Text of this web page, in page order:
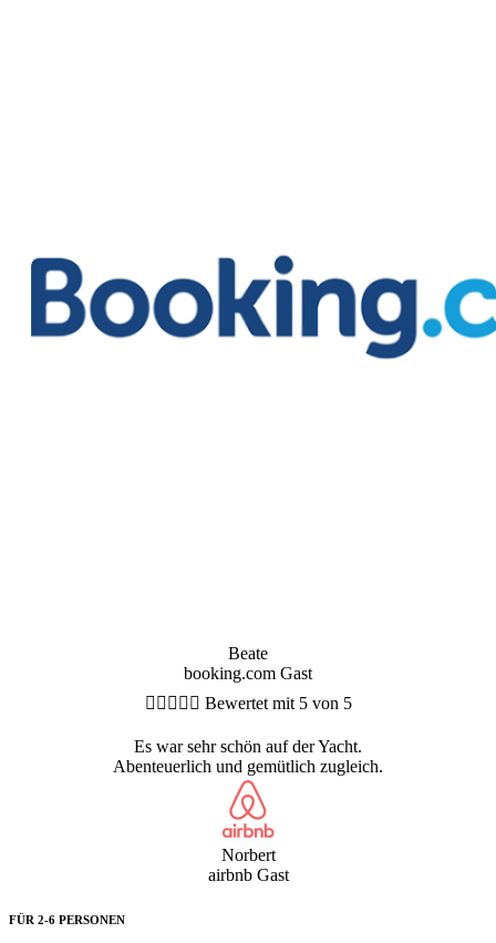
Beate
booking.com Gast
     Bewertet mit 5 von 5
Es war sehr schön auf der Yacht.
Abenteuerlich und gemütlich zugleich.
Norbert
airbnb Gast
FÜR 2-6 PERSONEN